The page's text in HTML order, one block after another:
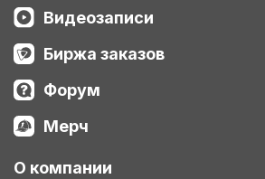
Видеозаписи
Биржа заказов
Форум
Мерч
О компании